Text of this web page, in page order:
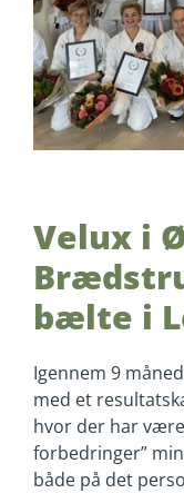
Velux i
bælte i
Igennem 9
med et
hvor der har
forbedringer”
både på det